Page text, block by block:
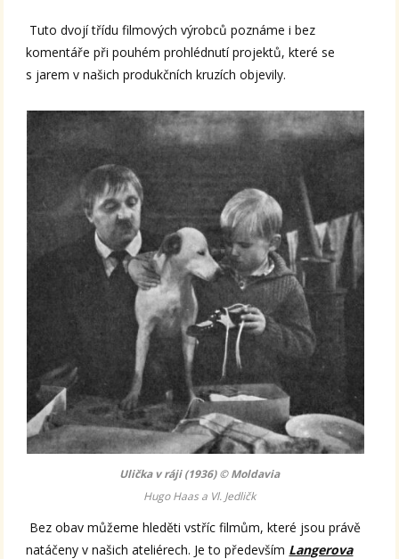
Tuto dvojí třídu filmových výrobců poznáme i bez
komentáře při pouhém prohlédnutí projektů, které se
s jarem v našich produkčních kruzích objevily.
Ulička v ráji (1936) © Moldavia
Hugo Haas a Vl. Jedličk
Bez obav můžeme hleděti vstříc filmům, které jsou právě
natáčeny v našich ateliérech. Je to především Langerova